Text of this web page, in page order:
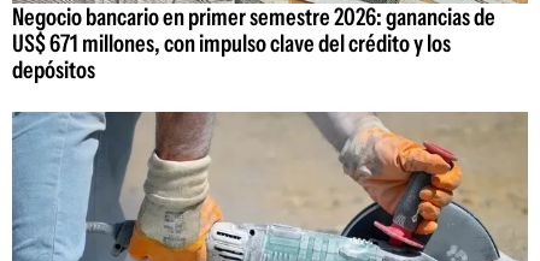
Negocio bancario en primer semestre 2026: ganancias de
US$ 671 millones, con impulso clave del crédito y los
depósitos